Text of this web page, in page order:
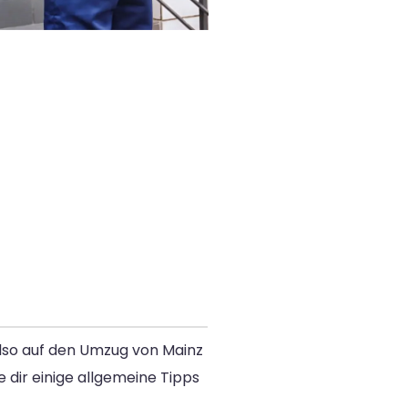
auf den Umzug von Mainz
einige allgemeine Tipps